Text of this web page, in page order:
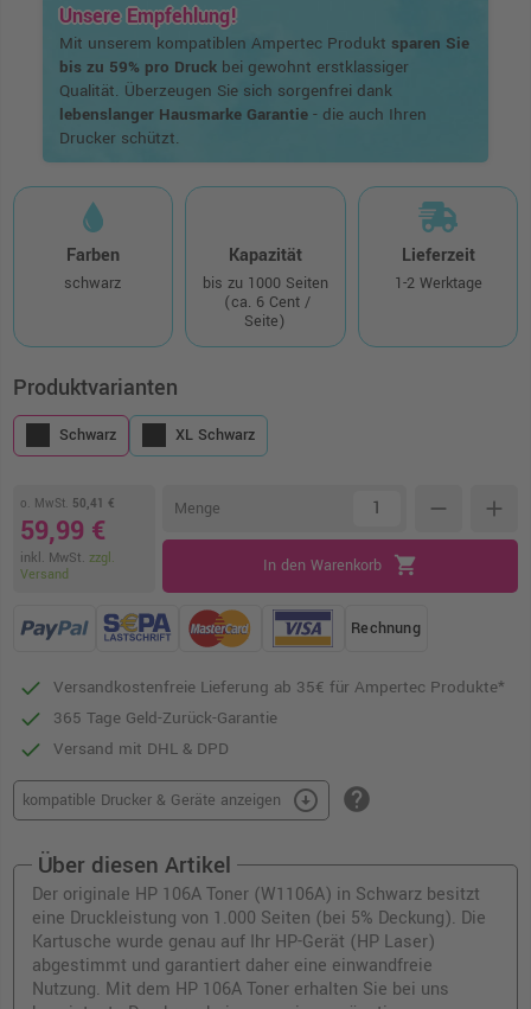
Unsere Empfehlung!
Mit unserem kompatiblen Ampertec Produkt sparen Sie
bis zu 59% pro Druckbei gewohnt erstklassiger
Qualität. Überzeugen Sie sich sorgenfrei dank
lebenslanger Hausmarke Garantie- die auch Ihren
Drucker schützt.
Farben
schwarz
Kapazität
bis zu 1000 Seiten
(ca. 6 Cent /
Seite)
Lieferzeit
1-2 Werktage
Produktvarianten
Schwarz XL Schwarz
o. MwSt. 50,41 €
59,99 €
inkl. MwSt. zzgl.
Versand
Menge remove add
In den Warenkorb shopping_cart
Rechnung
Versandkostenfreie Lieferung ab 35€ für Ampertec Produkte*
365 Tage Geld-Zurück-Garantie
Versand mit DHL & DPD
kompatible Drucker & Geräte anzeigen arrow_circle_down help
Über diesen Artikel
Der originale HP 106A Toner (W1106A) in Schwarz besitzt
eine Druckleistung von 1.000 Seiten (bei 5% Deckung). Die
Kartusche wurde genau auf Ihr HP-Gerät (HP Laser)
abgestimmt und garantiert daher eine einwandfreie
Nutzung. Mit dem HP 106A Toner erhalten Sie bei uns